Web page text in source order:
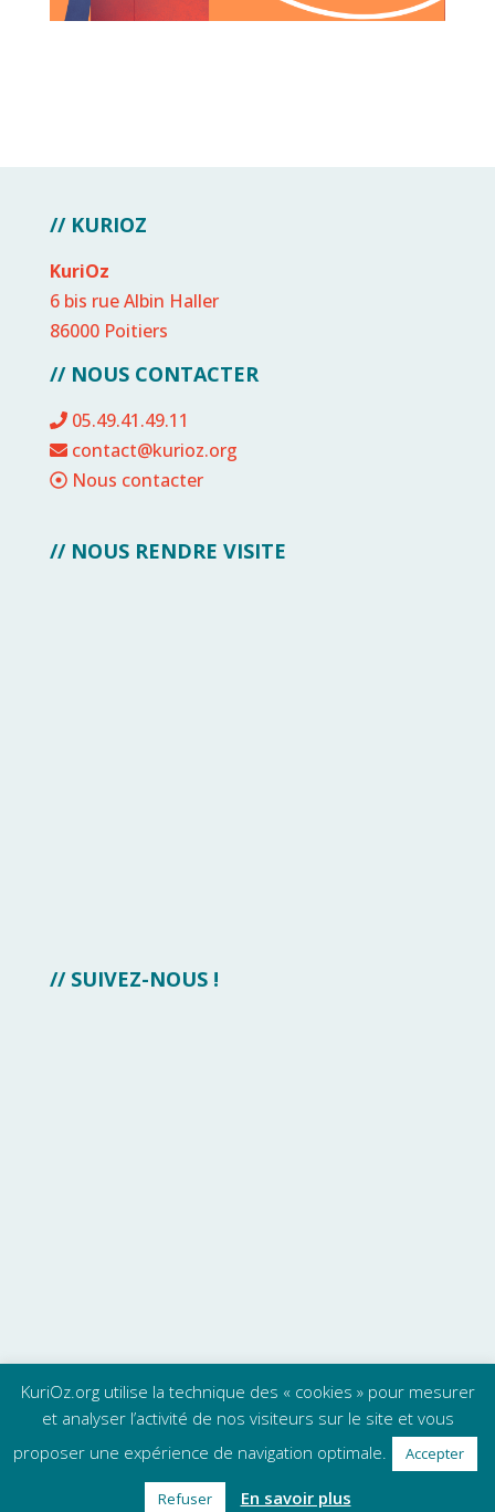
// KURIOZ
KuriOz
6 bis rue Albin Haller
86000 Poitiers
// NOUS CONTACTER
05.49.41.49.11
contact@kurioz.org
Nous contacter
// NOUS RENDRE VISITE
// SUIVEZ-NOUS !
Mentions légales
KuriOz.org utilise la technique des « cookies » pour mesurer
et analyser l’activité de nos visiteurs sur le site et vous
proposer une expérience de navigation optimale.
Accepter
Refuser En savoir plus